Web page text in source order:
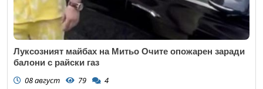
Луксозният майбах на Митьо Очите опожарен заради
балони с райски газ
08 август 79 4